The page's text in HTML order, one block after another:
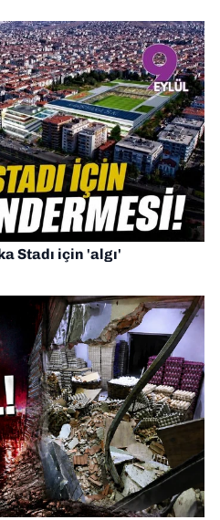
Stadı için 'algı'